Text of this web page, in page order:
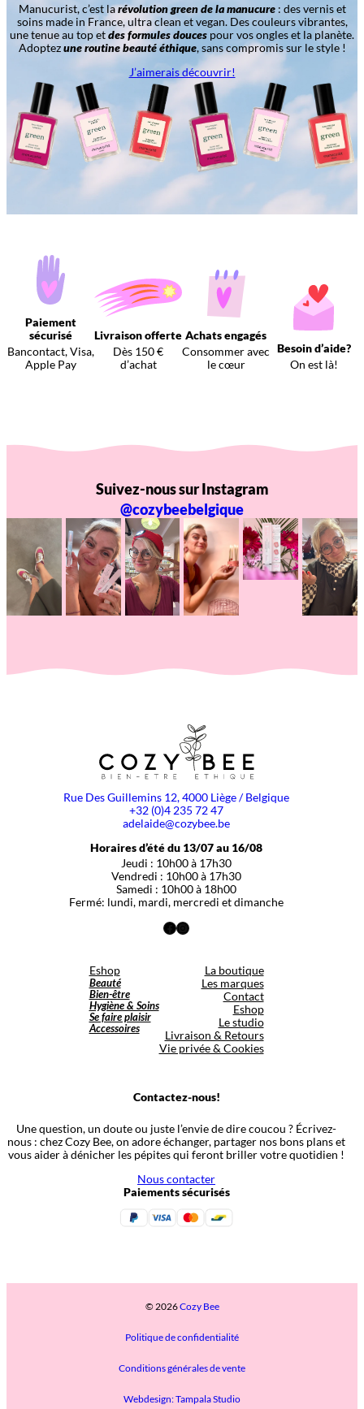
Manucurist, c’est larévolution green de la manucure: des vernis et
soins made in France, ultra clean et vegan. Des couleurs vibrantes,
une tenue au top etdes formules douces pour vos ongles et la planète.
Adoptezune routine beauté éthique, sans compromis sur le style !
J’aimerais découvrir!
Paiement
sécurisé
Bancontact, Visa,
Apple Pay
Livraison offerte
Dès 150 €
d’achat
Achats engagés
Consommer avec
le cœur
Besoin d’aide?
On est là!
Suivez-nous sur Instagram
@cozybeebelgique
Rue Des Guillemins 12, 4000 Liège / Belgique
+32 (0)4 235 72 47
adelaide@cozybee.be
Horaires d’été du 13/07 au 16/08
Jeudi : 10h00 à 17h30
Vendredi : 10h00 à 17h30
Samedi : 10h00 à 18h00
Fermé: lundi, mardi, mercredi et dimanche
Facebook
Instagram
Eshop
Beauté
Bien-être
Hygiène & Soins
Se faire plaisir
Accessoires
La boutique
Les marques
Contact
Eshop
Le studio
Livraison & Retours
Vie privée & Cookies
Contactez-nous!
Une question, un doute ou juste l’envie de dire coucou ? Écrivez-
nous : chez Cozy Bee, on adore échanger, partager nos bons plans et
vous aider à dénicher les pépites qui feront briller votre quotidien !
Nous contacter
Paiements sécurisés
© 2026Cozy Bee
Politique de confidentialité
Conditions générales de vente
Webdesign: Tampala Studio